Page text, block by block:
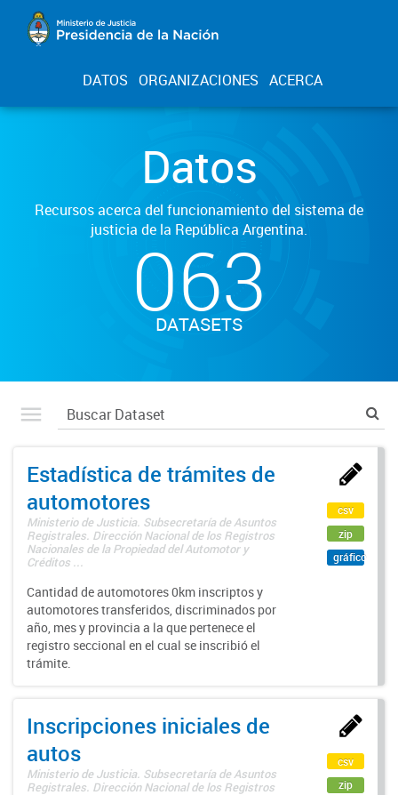
DATOS ORGANIZACIONES ACERCA
Datos
Recursos acerca del funcionamiento del sistema de
justicia de la República Argentina.
063
DATASETS
Estadística de trámites de
automotores
Ministerio de Justicia. Subsecretaría de Asuntos
Registrales. Dirección Nacional de los Registros
Nacionales de la Propiedad del Automotor y
Créditos ...
Cantidad de automotores 0km inscriptos y
automotores transferidos, discriminados por
año, mes y provincia a la que pertenece el
registro seccional en el cual se inscribió el
trámite.
csv
zip
gráfico
Inscripciones iniciales de
autos
Ministerio de Justicia. Subsecretaría de Asuntos
Registrales. Dirección Nacional de los Registros
csv
zip